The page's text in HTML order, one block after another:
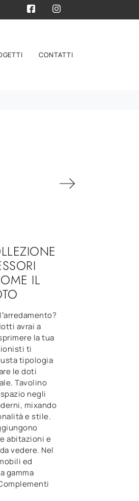
CONTATTI
IL
avrai a
la tua
ti
tipologia
le doti
Tavolino
negli
mixando
e stile.
abitazioni e
vedere. Nel
ed
gamma